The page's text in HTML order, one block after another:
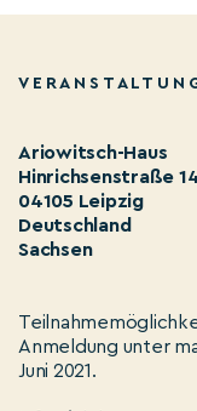
Ariowitsch-Haus
Hinrichsenstraße
04105 Leipzig
Deutschland
Sachsen
Anmeldung unter
Juni 2021.